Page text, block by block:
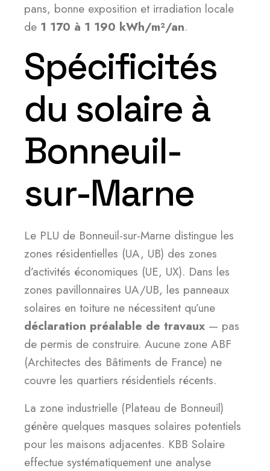
pans, bonne exposition et irradiation locale
de 1 170 à 1 190 kWh/m²/an.
Spécificités
du solaire à
Bonneuil-
sur-Marne
Le PLU de Bonneuil-sur-Marne distingue les
zones résidentielles (UA, UB) des zones
d’activités économiques (UE, UX). Dans les
zones pavillonnaires UA/UB, les panneaux
solaires en toiture ne nécessitent qu’une
déclaration préalable de travaux — pas
de permis de construire. Aucune zone ABF
(Architectes des Bâtiments de France) ne
couvre les quartiers résidentiels récents.
La zone industrielle (Plateau de Bonneuil)
génère quelques masques solaires potentiels
pour les maisons adjacentes. KBB Solaire
effectue systématiquement une analyse